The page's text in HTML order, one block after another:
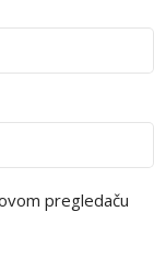
pregledaču